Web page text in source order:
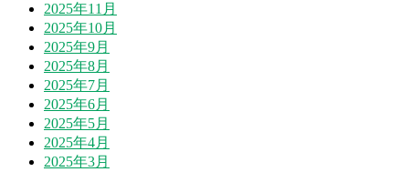
2025年11月
2025年10月
2025年9月
2025年8月
2025年7月
2025年6月
2025年5月
2025年4月
2025年3月